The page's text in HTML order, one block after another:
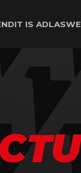
DIT IS ADLAS